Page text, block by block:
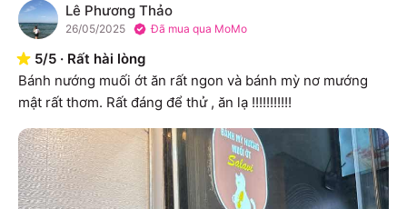
L Lê Phương Thảo
26/05/2025 Đã mua qua MoMo
5/5 · Rất hài lòng
Bánh nướng muối ớt ăn rất ngon và bánh mỳ nơ mướng
mật rất thơm. Rất đáng để thử , ăn lạ !!!!!!!!!!!